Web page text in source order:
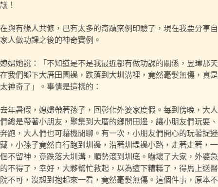
議！
在與有緣人共修，已有太多的奇蹟案例印驗了，現在我要分享自
家人做功課之後的神奇實例。
媳婦她說：「不知道是不是我最近都有做功課的關係，昱瑋那天
在我們鄉下大厝田園邊，跌落到大圳溝裡，竟然毫髮無傷，真是
太神奇了」。事情是這樣的：
去年暑假，媳婦帶著孫子，回彰化外婆家度假。每到傍晚，大人
們總是帶著小朋友，聚集到大厝的鄉間田邊，讓小朋友們玩耍、
奔跑，大人們也可藉機閒聊。有一次，小朋友們開心的玩著捉迷
藏，小孫子竟然自行跑到圳邊，沿著圳堤邊小路，走著走著，一
個不留神，竟跌落大圳溝，順勢滾到圳底。嚇壞了大家，外婆急
的不得了，幸好，大夥幫忙救起，以為這下糟糕了，得馬上送醫
院不可，沒想到抱起來一看，竟然毫髮無傷。這個件事，原本不